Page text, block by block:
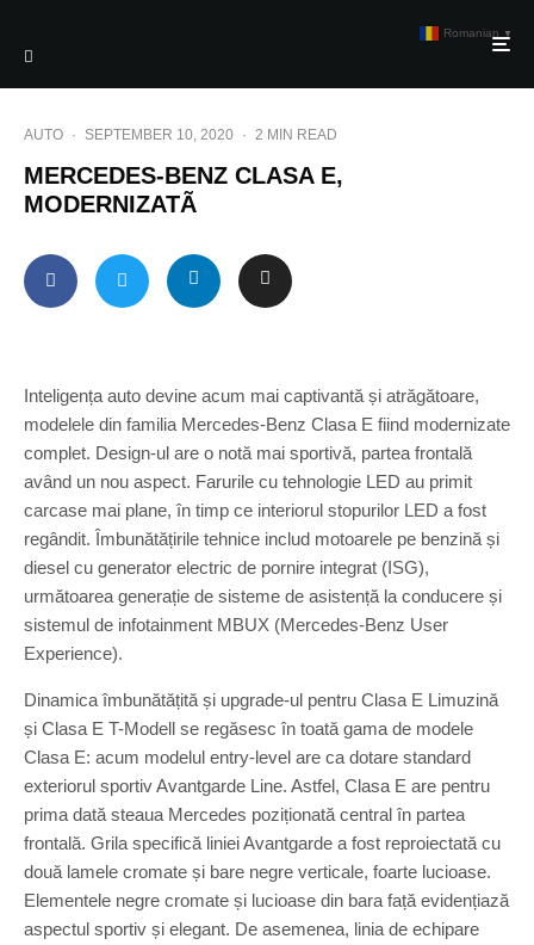
AUTO · SEPTEMBER 10, 2020 · 2 MIN READ
MERCEDES-BENZ CLASA E,
MODERNIZATÃ
Inteligența auto devine acum mai captivantă și atrăgătoare,
modelele din familia Mercedes-Benz Clasa E fiind modernizate
complet. Design-ul are o notă mai sportivă, partea frontală
având un nou aspect. Farurile cu tehnologie LED au primit
carcase mai plane, în timp ce interiorul stopurilor LED a fost
regândit. Îmbunătățirile tehnice includ motoarele pe benzină și
diesel cu generator electric de pornire integrat (ISG),
următoarea generație de sisteme de asistență la conducere și
sistemul de infotainment MBUX (Mercedes-Benz User
Experience).
Dinamica îmbunătățită și upgrade-ul pentru Clasa E Limuzină
și Clasa E T-Modell se regăsesc în toată gama de modele
Clasa E: acum modelul entry-level are ca dotare standard
exteriorul sportiv Avantgarde Line. Astfel, Clasa E are pentru
prima dată steaua Mercedes poziționată central în partea
frontală. Grila specifică liniei Avantgarde a fost reproiectată cu
două lamele cromate și bare negre verticale, foarte lucioase.
Elementele negre cromate și lucioase din bara față evidențiază
aspectul sportiv și elegant. De asemenea, linia de echipare
Romanian ▼